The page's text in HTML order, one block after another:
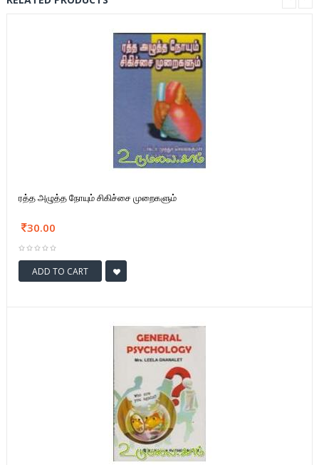
ரத்த அழுத்த நோயும் சிகிச்சை முறைகளும்
30.00
ADD TO CART